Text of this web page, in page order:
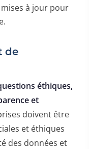
à jour pour
de
éthiques,
et
doivent être
et éthiques
des données et